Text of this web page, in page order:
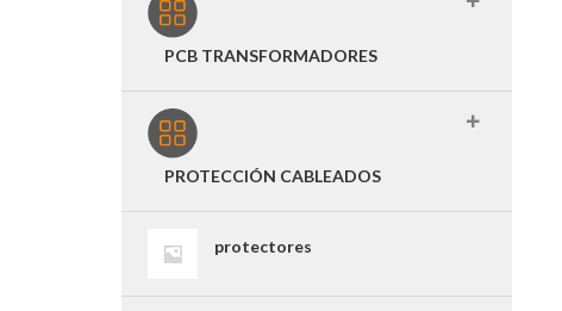
PCB TRANSFORMADORES
PROTECCIÓN CABLEADOS
protectores